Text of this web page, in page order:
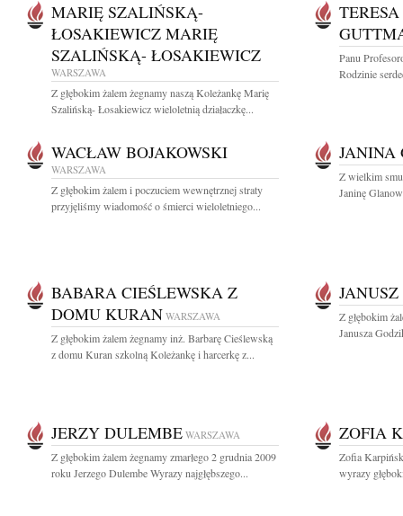
MARIĘ SZALIŃSKĄ-
ŁOSAKIEWICZ MARIĘ
SZALIŃSKĄ- ŁOSAKIEWICZ
WARSZAWA
Z głębokim żalem żegnamy naszą Koleżankę Marię
Szalińską- Łosakiewicz wieloletnią działaczkę...
Panu
Rodzinie
WACŁAW BOJAKOWSKI
WARSZAWA
Z głębokim żalem i poczuciem wewnętrznej straty
przyjęliśmy wiadomość o śmierci wieloletniego...
JANINA
Z wielkim
Janinę
BABARA CIEŚLEWSKA Z
DOMU KURAN WARSZAWA
Z głębokim żalem żegnamy inż. Barbarę Cieślewską
z domu Kuran szkolną Koleżankę i harcerkę z...
Z głębokim
Janusza
JERZY DULEMBE WARSZAWA
Z głębokim żalem żegnamy zmarłego 2 grudnia 2009
roku Jerzego Dulembe Wyrazy najgłębszego...
ZOFIA
Zofia
wyrazy